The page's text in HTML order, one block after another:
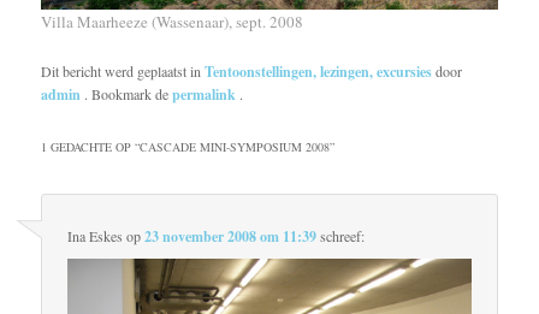
Villa Maarheeze (Wassenaar), sept. 2008
Dit bericht werd geplaatst inTentoonstellingen, lezingen, excursiesdoor
admin . Bookmark depermalink .
1 GEDACHTE OP “CASCADE MINI-SYMPOSIUM 2008”
Ina Eskes op23 november 2008 om 11:39schreef: